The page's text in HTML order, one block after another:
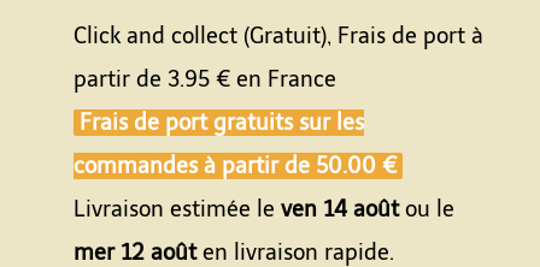
Click and collect (Gratuit), Frais de port à
partir de 3.95 € en France
Frais de port gratuits sur les
commandes à partir de 50.00 €
Livraison estimée le ven 14 aoûtou le
mer 12 aoûten livraison rapide.